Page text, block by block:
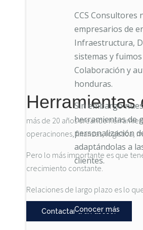
Herramientas
más de 20 años creando
operacinones, finanzas, logística,
Pero lo más importante es que
crecimiento constante.
Relaciones de largo plazo es lo
Contactar a un asesor
CCS Consultores
empresarios de
Infraestructura,
sistemas y
Colaboración y
honduras.
Sin embargo
herramientas de
personalización
adaptándolas a
clientes.
Conocer más